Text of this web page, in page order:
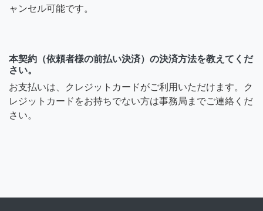
ャンセル可能です。
本契約（依頼者様の前払い決済）の決済方法を教えてくだ
さい。
お支払いは、クレジットカードがご利用いただけます。ク
レジットカードをお持ちでない方は事務局までご連絡くだ
さい。